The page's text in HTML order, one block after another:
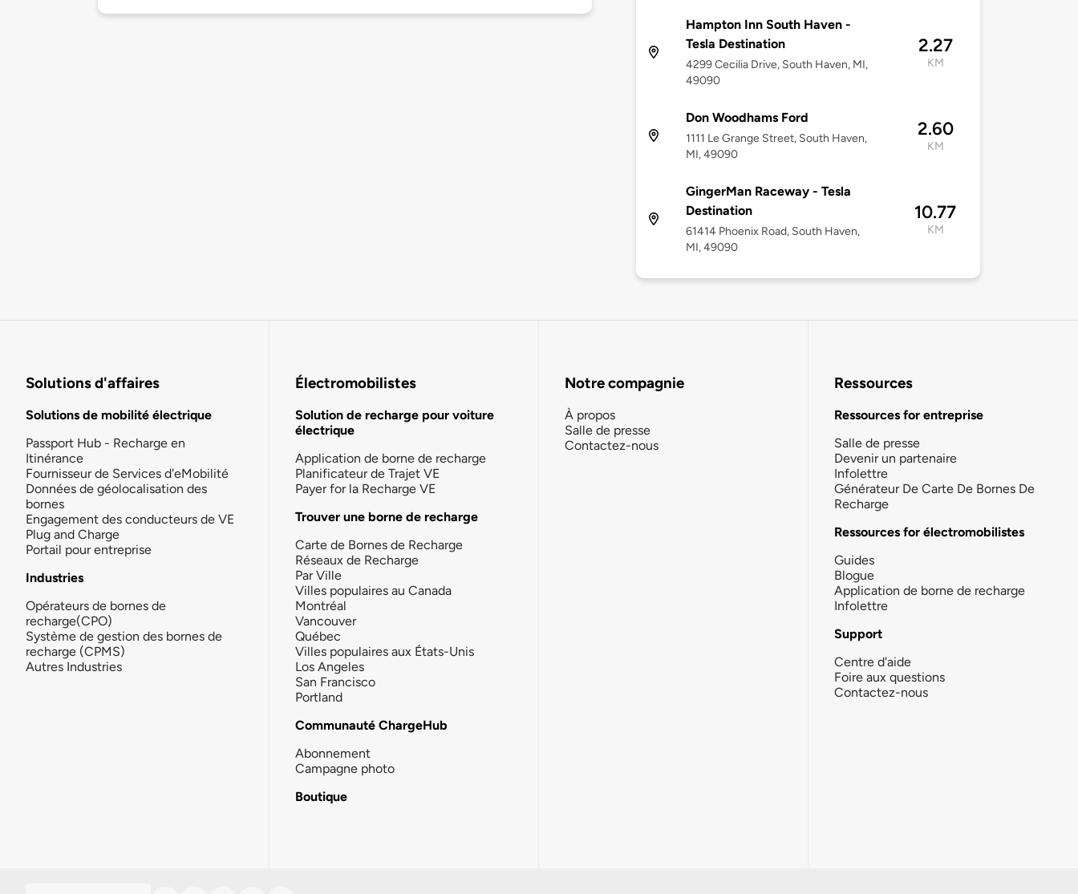
Hampton Inn South Haven -
Tesla Destination
4299 Cecilia Drive, South Haven, MI,
49090
2.27
KM
Don Woodhams Ford
1111 Le Grange Street, South Haven,
MI, 49090
2.60
KM
GingerMan Raceway - Tesla
Destination
61414 Phoenix Road, South Haven,
MI, 49090
10.77
KM
Solutions d'affaires
Solutions de mobilité électrique
Passport Hub - Recharge en
Itinérance
Fournisseur de Services d'eMobilité
Données de géolocalisation des
bornes
Engagement des conducteurs de VE
Plug and Charge
Portail pour entreprise
Industries
Opérateurs de bornes de
recharge(CPO)
Système de gestion des bornes de
recharge (CPMS)
Autres Industries
Électromobilistes
Solution de recharge pour voiture
électrique
Application de borne de recharge
Planificateur de Trajet VE
Payer for la Recharge VE
Trouver une borne de recharge
Carte de Bornes de Recharge
Réseaux de Recharge
Par Ville
Villes populaires au Canada
Montréal
Vancouver
Québec
Villes populaires aux États-Unis
Los Angeles
San Francisco
Portland
Communauté ChargeHub
Abonnement
Campagne photo
Boutique
Notre compagnie
À propos
Salle de presse
Contactez-nous
Ressources
Ressources for entreprise
Salle de presse
Devenir un partenaire
Infolettre
Générateur De Carte De Bornes De
Recharge
Ressources for électromobilistes
Guides
Blogue
Application de borne de recharge
Infolettre
Support
Centre d'aide
Foire aux questions
Contactez-nous